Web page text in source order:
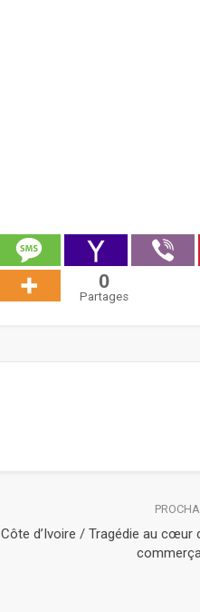
0
Partages
Côte d’Ivoire / Tragédie au cœur